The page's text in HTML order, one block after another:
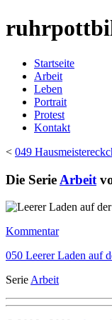
Startseite
Arbeit
Leben
Portrait
Protest
Kontakt
< 049
Die Serie Arbeit
Kommentar
050 Leerer Laden auf
Serie Arbeit